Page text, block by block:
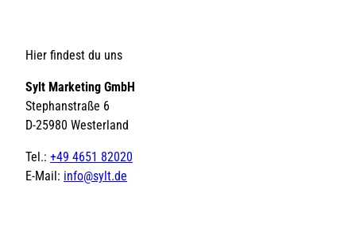
Hier findest du uns
Sylt Marketing GmbH
Stephanstraße 6
D-25980 Westerland
Tel.: +49 4651 82020
E-Mail: info@sylt.de